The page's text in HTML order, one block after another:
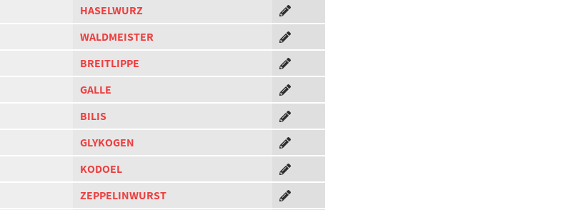
HASELWURZ
WALDMEISTER
BREITLIPPE
GALLE
BILIS
GLYKOGEN
KODOEL
ZEPPELINWURST